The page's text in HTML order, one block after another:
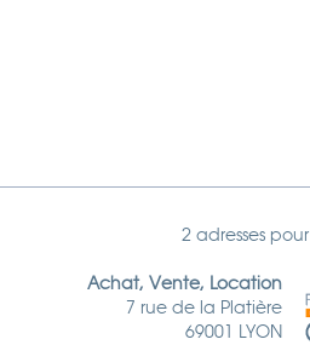
2 adresses
Achat, Vente, Location
7 rue de la Platière
69001 LYON